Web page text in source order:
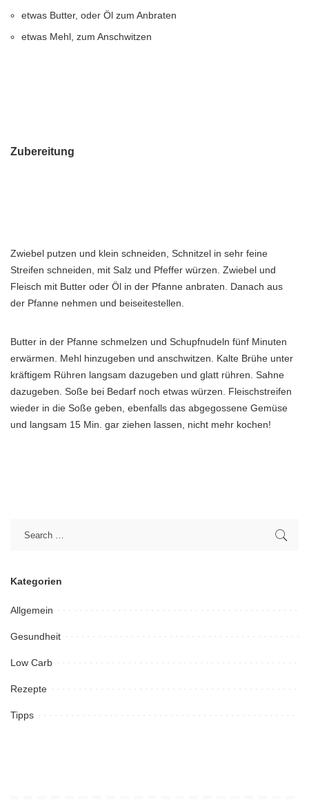
etwas Butter, oder Öl zum Anbraten
etwas Mehl, zum Anschwitzen
Zubereitung
Zwiebel putzen und klein schneiden, Schnitzel in sehr feine
Streifen schneiden, mit Salz und Pfeffer würzen. Zwiebel und
Fleisch mit Butter oder Öl in der Pfanne anbraten. Danach aus
der Pfanne nehmen und beiseitestellen.
Butter in der Pfanne schmelzen und Schupfnudeln fünf Minuten
erwärmen. Mehl hinzugeben und anschwitzen. Kalte Brühe unter
kräftigem Rühren langsam dazugeben und glatt rühren. Sahne
dazugeben. Soße bei Bedarf noch etwas würzen. Fleischstreifen
wieder in die Soße geben, ebenfalls das abgegossene Gemüse
und langsam 15 Min. gar ziehen lassen, nicht mehr kochen!
Kategorien
Allgemein
Gesundheit
Low Carb
Rezepte
Tipps